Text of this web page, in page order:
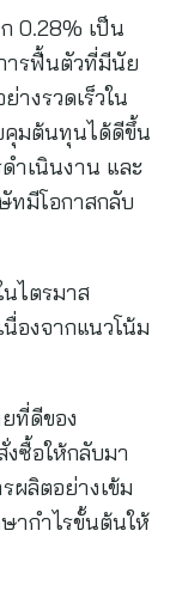
0.28% เป็น
ารฟื้นตัวที่มีนัย
งรวดเร็วใน
มต้นทุนได้ดีขึ้น
ำเนินงาน และ
ทมีโอกาสกลับ
ไตรมาส
องจากแนวโน้ม
ที่ดีของ
ซื้อให้กลับมา
ลิตอย่างเข้ม
ากำไรขั้นต้นให้